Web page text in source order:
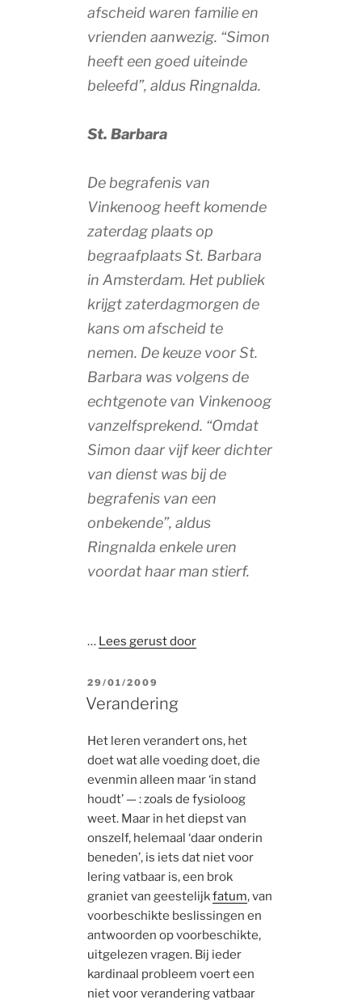
afscheid waren familie en
vrienden aanwezig. “Simon
heeft een goed uiteinde
beleefd”, aldus Ringnalda.
St. Barbara
De begrafenis van
Vinkenoog heeft komende
zaterdag plaats op
begraafplaats St. Barbara
in Amsterdam. Het publiek
krijgt zaterdagmorgen de
kans om afscheid te
nemen. De keuze voor St.
Barbara was volgens de
echtgenote van Vinkenoog
vanzelfsprekend. “Omdat
Simon daar vijf keer dichter
van dienst was bij de
begrafenis van een
onbekende”, aldus
Ringnalda enkele uren
voordat haar man stierf.
… Lees gerust door
POSTED
ON
29/01/2009
Verandering
Het leren verandert ons, het
doet wat alle voeding doet, die
evenmin alleen maar ‘in stand
houdt’ — : zoals de fysioloog
weet. Maar in het diepst van
onszelf, helemaal ‘daar onderin
beneden’, is iets dat niet voor
lering vatbaar is, een brok
graniet van geestelijkfatum, van
voorbeschikte beslissingen en
antwoorden op voorbeschikte,
uitgelezen vragen. Bij ieder
kardinaal probleem voert een
niet voor verandering vatbaar